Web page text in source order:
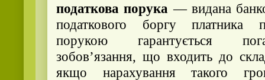
податкова порука — видана
податкового боргу платника
порукою гарантується
зобов’язання, що входить до
якщо нарахування такого